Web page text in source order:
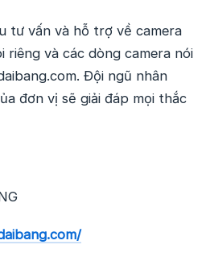
tư vấn và hỗ trợ về camera
riêng và các dòng camera nói
Đội ngũ nhân
đơn vị sẽ giải đáp mọi thắc